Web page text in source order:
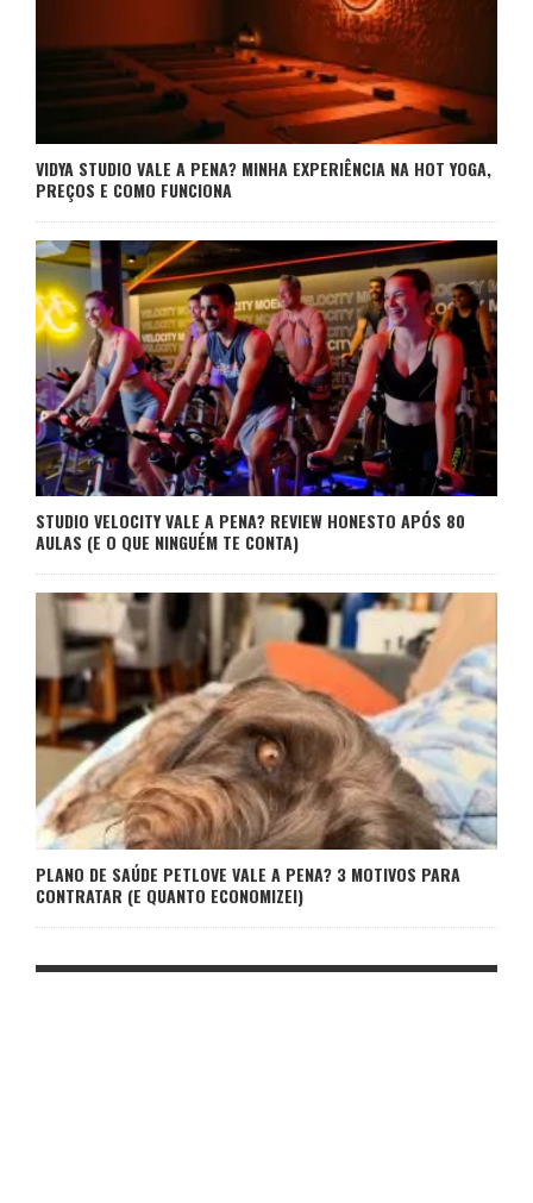
VIDYA STUDIO VALE A PENA? MINHA EXPERIÊNCIA NA HOT YOGA,
PREÇOS E COMO FUNCIONA
STUDIO VELOCITY VALE A PENA? REVIEW HONESTO APÓS 80
AULAS (E O QUE NINGUÉM TE CONTA)
PLANO DE SAÚDE PETLOVE VALE A PENA? 3 MOTIVOS PARA
CONTRATAR (E QUANTO ECONOMIZEI)